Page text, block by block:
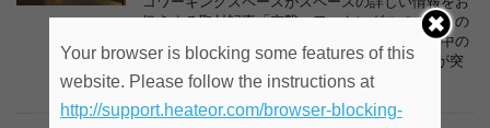
伝えする取材記事「突撃コワーキングスペース」の
高校生版です。。今回は、期間限定でオープン中の
パセラのコワーク サテライト 池袋店に高校生が突
撃取材をしてきました。
Your browser is blocking some features of this
website. Please follow the instructions at
http://support.heateor.com/browser-blocking-